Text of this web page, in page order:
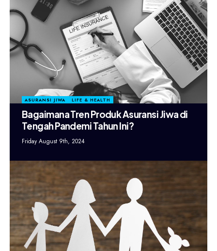
ASURANSI JIWA LIFE & HEALTH
Bagaimana Tren Produk Asuransi Jiwa di
Tengah Pandemi Tahun Ini?
Friday August 9th, 2024